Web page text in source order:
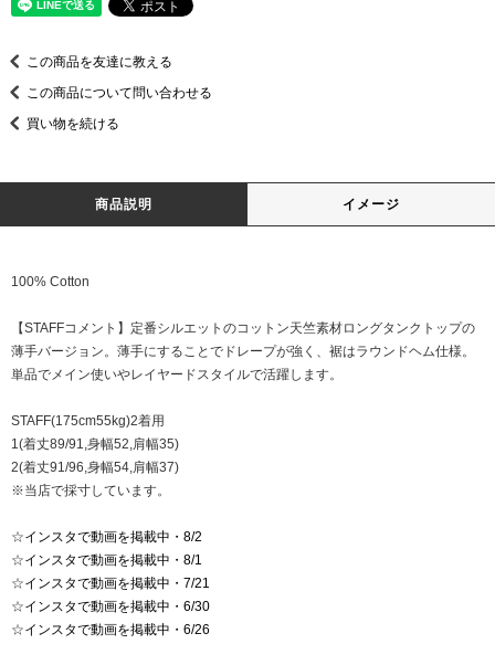
この商品を友達に教える
この商品について問い合わせる
買い物を続ける
商品説明 イメージ
100% Cotton
【STAFFコメント】定番シルエットのコットン天竺素材ロングタンクトップの
薄手バージョン。薄手にすることでドレープが強く、裾はラウンドヘム仕様。
単品でメイン使いやレイヤードスタイルで活躍します。
STAFF(175cm55kg)2着用
1(着丈89/91,身幅52,肩幅35)
2(着丈91/96,身幅54,肩幅37)
※当店で採寸しています。
☆インスタで動画を掲載中・8/2
☆インスタで動画を掲載中・8/1
☆インスタで動画を掲載中・7/21
☆インスタで動画を掲載中・6/30
☆インスタで動画を掲載中・6/26